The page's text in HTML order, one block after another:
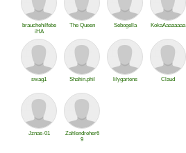
brauchehilfebe
iHA
The Queen Sebogella KokaAaaaaaaa
swag1 Shahin.phil lilygartens Claud
Jznas-01
Zahlendreher6
9